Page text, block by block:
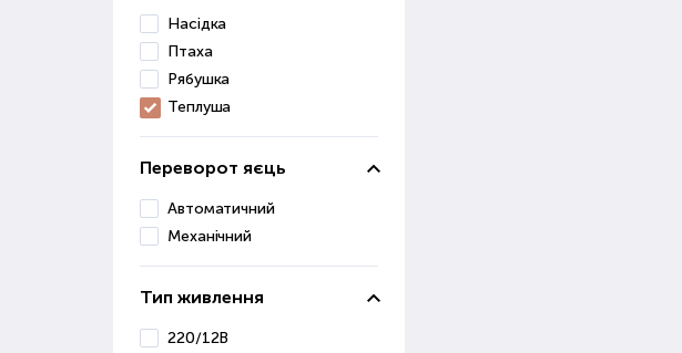
Насідка
Птаха
Рябушка
Теплуша
Переворот яєць
Автоматичний
Механічний
Тип живлення
220/12В